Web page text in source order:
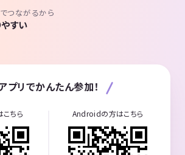
つながるから
すい
プリでかんたん参加！
ちら Androidの方はこちら